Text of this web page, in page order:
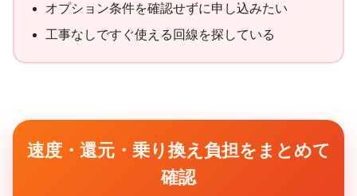
オプション条件を確認せずに申し込みたい
工事なしですぐ使える回線を探している
速度・還元・乗り換え負担をまとめて
確認